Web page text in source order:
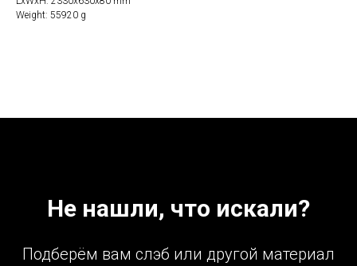
Weight: 55920 g
Не нашли, что искали?
Подберём вам слэб или другой материал